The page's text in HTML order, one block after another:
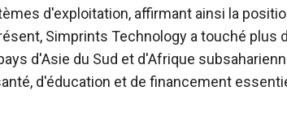
d'exploitation, affirmant ainsi la
Simprints Technology a touché plus
d'Asie du Sud et d'Afrique
d'éducation et de financement